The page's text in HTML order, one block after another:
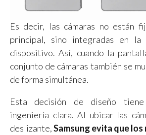
Es decir, las cámaras no están
principal, sino integradas en
dispositivo. Así, cuando la
conjunto de cámaras también se
de forma simultánea.
Esta decisión de diseño
ingeniería clara. Al ubicar las
deslizante,Samsung evita que